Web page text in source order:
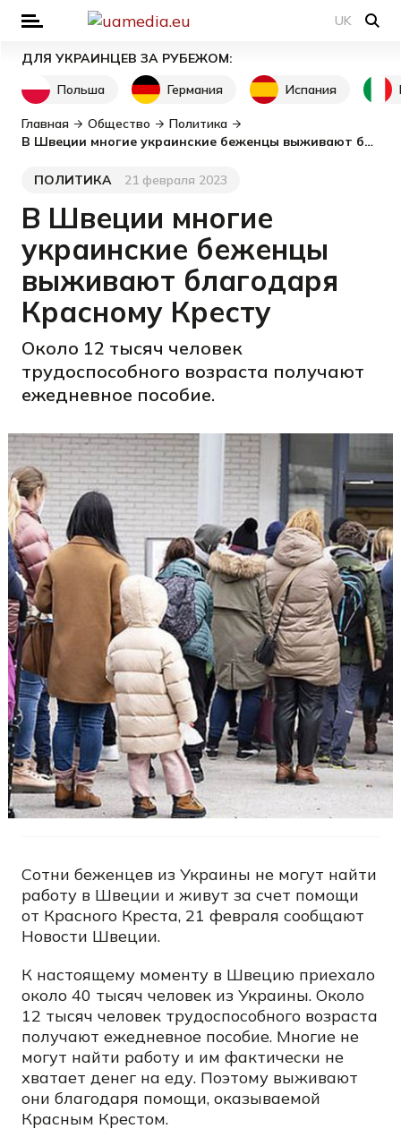
UK
ДЛЯ УКРАИНЦЕВ ЗА РУБЕЖОМ:
Польша
Германия Испания
Главная Общество
Политика
В Швеции многие украинские беженцы выживают благодаря Красному Кресту
Категория
ПОЛИТИКА
Дата публикации21 февраля 2023
В Швеции многие
украинские беженцы
выживают благодаря
Красному Кресту
Около 12 тысяч человек
трудоспособного возраста получают
ежедневное пособие.
Сотни беженцев из Украины не могут найти
работу в Швеции и живут за счет помощи
от Красного Креста, 21 февраля сообщают
Новости Швеции.
К настоящему моменту в Швецию приехало
около 40 тысяч человек из Украины. Около
12 тысяч человек трудоспособного возраста
получают ежедневное пособие. Многие не
могут найти работу и им фактически не
хватает денег на еду. Поэтому выживают
они благодаря помощи, оказываемой
Красным Крестом.